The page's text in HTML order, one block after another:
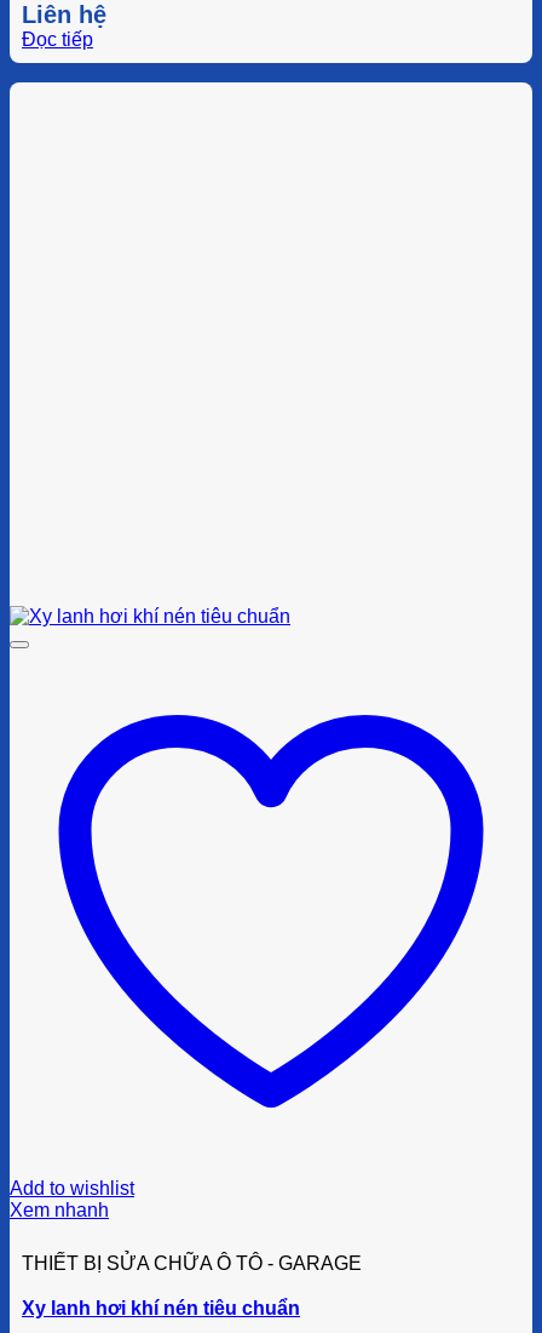
Liên hệ
Đọc tiếp
Add to wishlist
Xem nhanh
THIẾT BỊ SỬA CHỮA Ô TÔ - GARAGE
Xy lanh hơi khí nén tiêu chuẩn